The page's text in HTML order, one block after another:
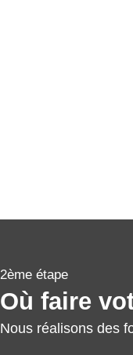
2ème étape
Où faire
Nous réalisons des